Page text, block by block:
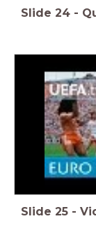
Slide 24 -
Slide 25 -